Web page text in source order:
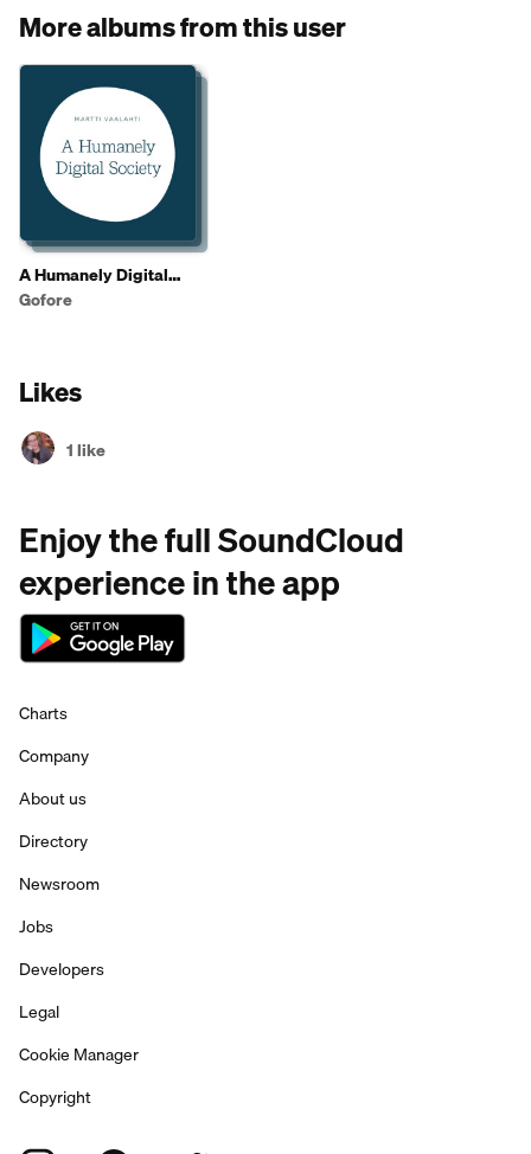
More albums from this user
A Humanely Digital
Society
Gofore
Likes
1 like
Enjoy the full SoundCloud
experience in the app
Charts
Company
About us
Directory
Newsroom
Jobs
Developers
Legal
Cookie Manager
Copyright